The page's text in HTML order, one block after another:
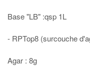
Base "LB" :qsp 1L
- RPTop8 (surcouche
Agar : 8g